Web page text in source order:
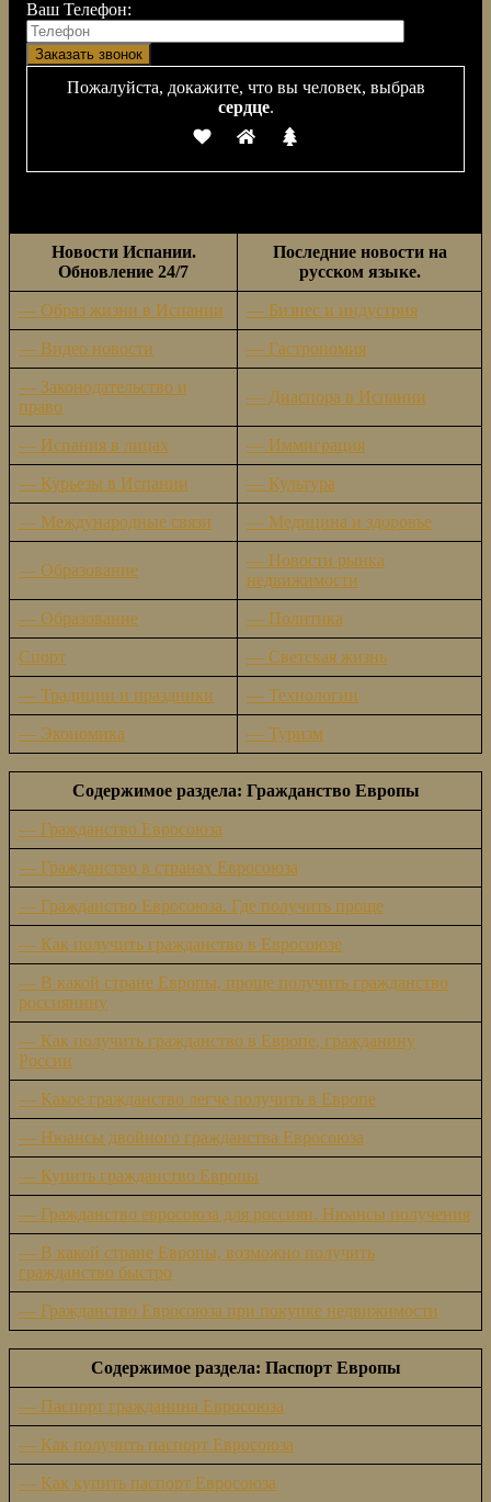
Ваш Телефон:
Пожалуйста, докажите, что вы человек, выбрав
сердце.
Новости Испании.
Обновление 24/7
Последние новости на
русском языке.
— Образ жизни в Испании — Бизнес и индустрия
— Видео новости — Гастрономия
— Законодательство и
право
— Диаспора в Испании
— Испания в лицах — Иммиграция
— Курьезы в Испании — Культура
— Международные связи — Медицина и здоровье
— Образование
— Новости рынка
недвижимости
— Образование — Политика
Спорт — Светская жизнь
— Традиции и праздники — Технологии
— Экономика — Туризм
Содержимое раздела: Гражданство Европы
— Гражданство Евросоюза
— Гражданство в странах Евросоюза
— Гражданство Евросоюза. Где получить проще
— Как получить гражданство в Евросоюзе
— В какой стране Европы, проще получить гражданство
россиянину
— Как получить гражданство в Европе, гражданину
России
— Какое гражданство легче получить в Европе
— Нюансы двойного гражданства Евросоюза
— Купить гражданство Европы
— Гражданство евросоюза для россиян. Нюансы получения
— В какой стране Европы, возможно получить
гражданство быстро
— Гражданство Евросоюза при покупке недвижимости
Содержимое раздела: Паспорт Европы
— Паспорт гражданина Евросоюза
— Как получить паспорт Евросоюза
— Как купить паспорт Евросоюза